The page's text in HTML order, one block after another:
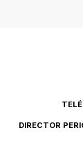
DIRECTOR